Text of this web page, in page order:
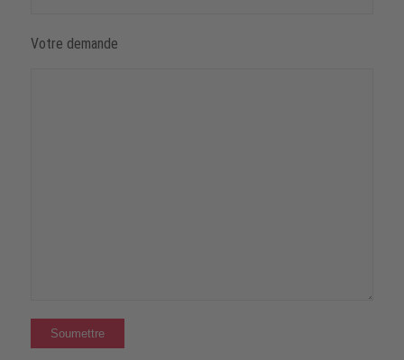
Votre demande